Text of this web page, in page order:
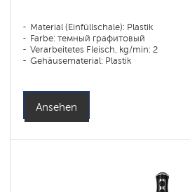
Material (Einfüllschale): Plastik
Farbe: темный графитовый
Verarbeitetes Fleisch, kg/min: 2
Gehäusematerial: Plastik
Ansehen